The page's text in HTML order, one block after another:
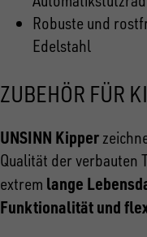
Robuste und
Edelstahl
ZUBEHÖR FÜR
UNSINN Kipper
Qualität der verbauten
extrem lange
Funktionalität und